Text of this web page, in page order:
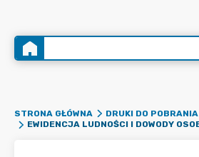
STRONA GŁÓWNA
DRUKI DO POBRANIA